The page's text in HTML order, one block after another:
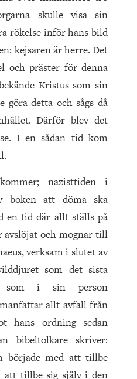
skulle visa sin
rökelse inför hans bild
kejsaren är herre. Det
och präster för denna
Kristus som sin
göra detta och sågs då
Därför blev det
I en sådan tid kom
nazisttiden i
boken att döma ska
en tid där allt ställs på
avslöjat och mognar till
verksam i slutet av
som det sista
som i sin person
allt avfall från
hans ordning sedan
bibeltolkare skriver:
började med att tillbe
tillbe sig själv i den